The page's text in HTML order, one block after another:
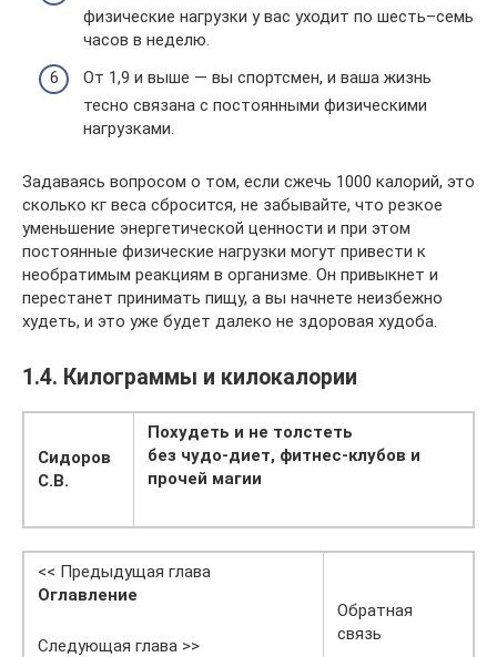
физические нагрузки у вас уходит по шесть–семь
часов в неделю.
От 1,9 и выше — вы спортсмен, и ваша жизнь
тесно связана с постоянными физическими
нагрузками.
Задаваясь вопросом о том, если сжечь 1000 калорий, это
сколько кг веса сбросится, не забывайте, что резкое
уменьшение энергетической ценности и при этом
постоянные физические нагрузки могут привести к
необратимым реакциям в организме. Он привыкнет и
перестанет принимать пищу, а вы начнете неизбежно
худеть, и это уже будет далеко не здоровая худоба.
1.4. Килограммы и килокалории
Сидоров
С.В.
Похудеть и не толстеть
без чудо-диет, фитнес-клубов и
прочей магии
<< Предыдущая глава
Оглавление
Следующая глава >>
Обратная
связь